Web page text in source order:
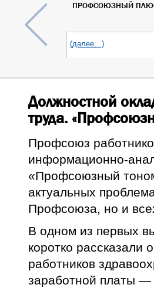
ПРОФСОЮЗНЫЙ
(далее…)
Должностной
труда.
Профсоюз
информационно-
«Профсоюзный
актуальных
Профсоюза, но и
В одном из первых
коротко рассказали
работников
заработной платы —